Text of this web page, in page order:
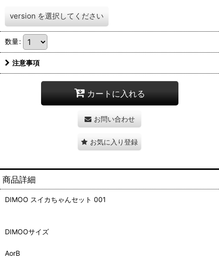
version を選択してください
数量:
注意事項
カートに入れる
お問い合わせ
お気に入り登録
商品詳細
DIMOO スイカちゃんセット 001
DIMOOサイズ
AorB